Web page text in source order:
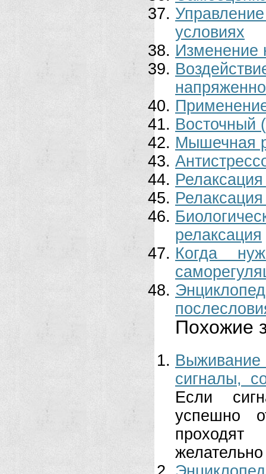
условиях
Изменение
Восточный
Мышечная
релаксация
Когда
Похожие
сигналы,
Если
успешно